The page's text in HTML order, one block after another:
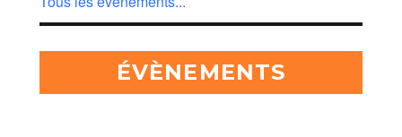
ÉVÈNEMENTS